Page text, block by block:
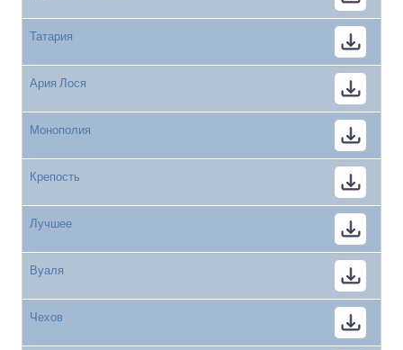
Татария
Ария Лося
Монополия
Крепость
Лучшее
Вуаля
Чехов